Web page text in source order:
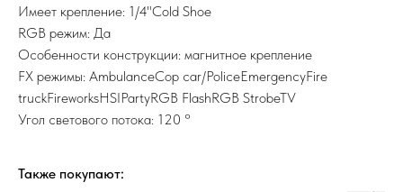
Имеет крепление: 1/4"Cold Shoe
RGB режим: Да
Особенности конструкции: магнитное крепление
FX режимы: AmbulanceCop car/PoliceEmergencyFire
truckFireworksHSIPartyRGB FlashRGB StrobeTV
Угол светового потока: 120 °
Также покупают: